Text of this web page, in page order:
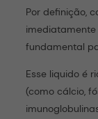
Por definição,
fundamental
Esse liquido é
(como cálcio,